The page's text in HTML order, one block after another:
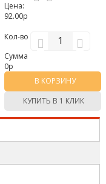
Цена:
92.00р
Кол-во
Сумма
0р
В КОРЗИНУ
КУПИТЬ В 1 КЛИК